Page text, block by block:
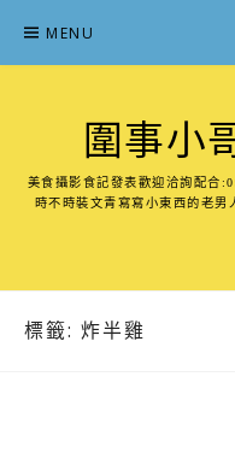
content
MENU
圍事小
美食攝影食記發表歡迎洽詢配合
時不時裝文青寫寫小東西的老男
標籤: 炸半雞